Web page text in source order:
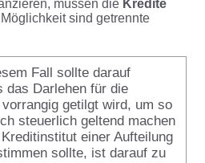
müssen die Kredite
sind getrennte
Fall sollte darauf
das Darlehen für die
getilgt wird, um so
steuerlich geltend machen
einer Aufteilung
sollte, ist darauf zu